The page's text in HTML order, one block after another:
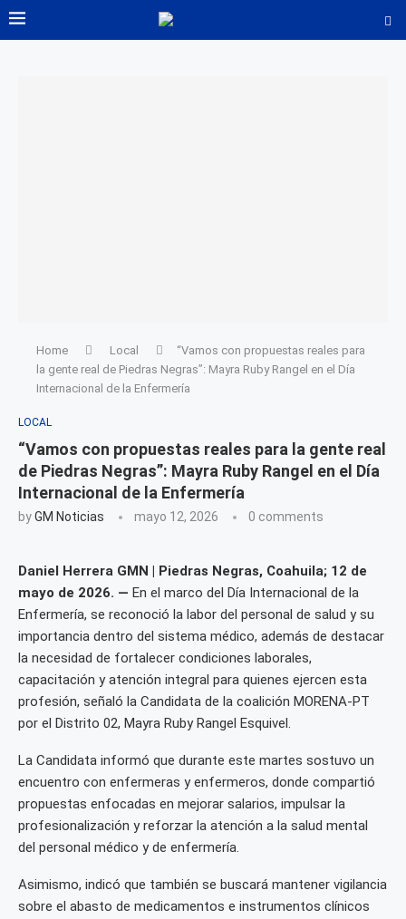
Home Local
“Vamos con propuestas reales para
la gente real de Piedras Negras”: Mayra Ruby Rangel en el Día
Internacional de la Enfermería
LOCAL
“Vamos con propuestas reales para la gente real
de Piedras Negras”: Mayra Ruby Rangel en el Día
Internacional de la Enfermería
byGM Noticias mayo 12, 2026 0 comments
Daniel Herrera GMN | Piedras Negras, Coahuila; 12 de
mayo de 2026. — En el marco del Día Internacional de la
Enfermería, se reconoció la labor del personal de salud y su
importancia dentro del sistema médico, además de destacar
la necesidad de fortalecer condiciones laborales,
capacitación y atención integral para quienes ejercen esta
profesión, señaló la Candidata de la coalición MORENA-PT
por el Distrito 02, Mayra Ruby Rangel Esquivel.
La Candidata informó que durante este martes sostuvo un
encuentro con enfermeras y enfermeros, donde compartió
propuestas enfocadas en mejorar salarios, impulsar la
profesionalización y reforzar la atención a la salud mental
del personal médico y de enfermería.
Asimismo, indicó que también se buscará mantener vigilancia
sobre el abasto de medicamentos e instrumentos clínicos